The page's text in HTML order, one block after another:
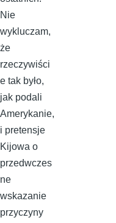
Nie
wykluczam,
że
rzeczywiści
e tak było,
jak podali
Amerykanie,
i pretensje
Kijowa o
przedwczes
ne
wskazanie
przyczyny